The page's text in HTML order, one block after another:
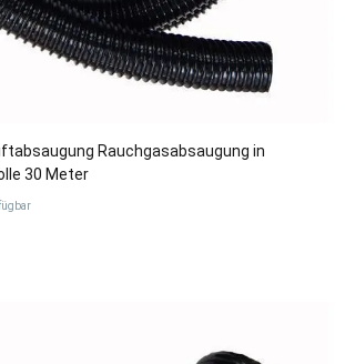
Rauchgasabsaugung in
30 Meter